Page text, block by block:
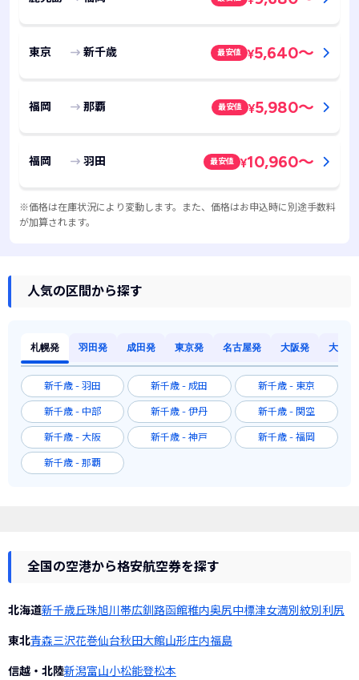
東京 新千歳 最安値 ¥5,640～
福岡 那覇 最安値 ¥5,980～
福岡 羽田 最安値 ¥10,960～
※価格は在庫状況により変動します。また、価格はお申込時に別途手数料
が加算されます。
人気の区間から探す
札幌発 羽田発 成田発 東京発 名古屋発 大阪発 大阪発
新千歳 - 羽田 新千歳 - 成田 新千歳 - 東京
新千歳 - 中部 新千歳 - 伊丹 新千歳 - 関空
新千歳 - 大阪 新千歳 - 神戸 新千歳 - 福岡
新千歳 - 那覇
全国の空港から格安航空券を探す
北海道新千歳丘珠旭川 帯広釧路函館稚内奥尻中標津女満別 紋別 利尻
東北青森三沢花巻仙台秋田大館山形庄内福島
信越・北陸新潟富山小松能登松本